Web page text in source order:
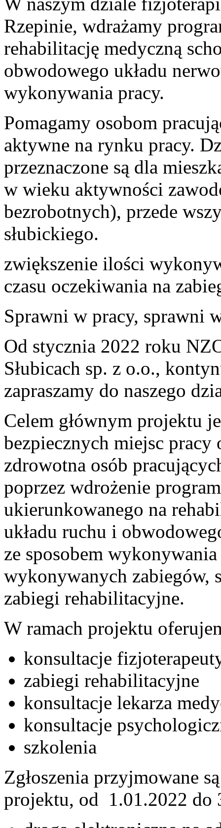
Rzepinie, wdrażamy
rehabilitację medyczną
obwodowego układu
wykonywania pracy.
Pomagamy osobom
aktywne na rynku pracy.
przeznaczone są dla
w wieku aktywności
bezrobotnych), przede
słubickiego.
zwiększenie ilości
czasu oczekiwania na
Sprawni w pracy, sprawni
Od stycznia 2022 roku
Słubicach sp. z o.o.,
zapraszamy do naszego
Celem głównym projektu
bezpiecznych miejsc
zdrowotna osób
poprzez wdrożenie
ukierunkowanego na
układu ruchu i
ze sposobem
wykonywanych zabiegów,
zabiegi rehabilitacyjne.
W ramach projektu
konsultacje
zabiegi rehabilitacyjne
konsultacje lekarza
konsultacje
szkolenia
Zgłoszenia przyjmowane
projektu, od 1.01.2022 do